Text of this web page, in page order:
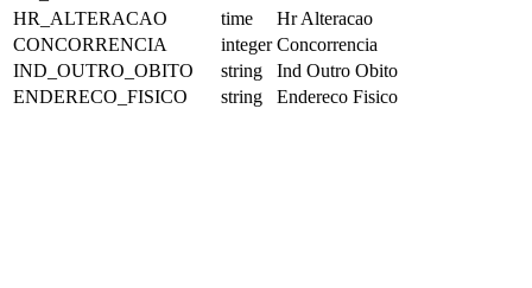
HR_ALTERACAO
time
Hr Alteracao
CONCORRENCIA
integer Concorrencia
IND_OUTRO_OBITO
string
Ind Outro Obito
ENDERECO_FISICO
string Endereco Fisico